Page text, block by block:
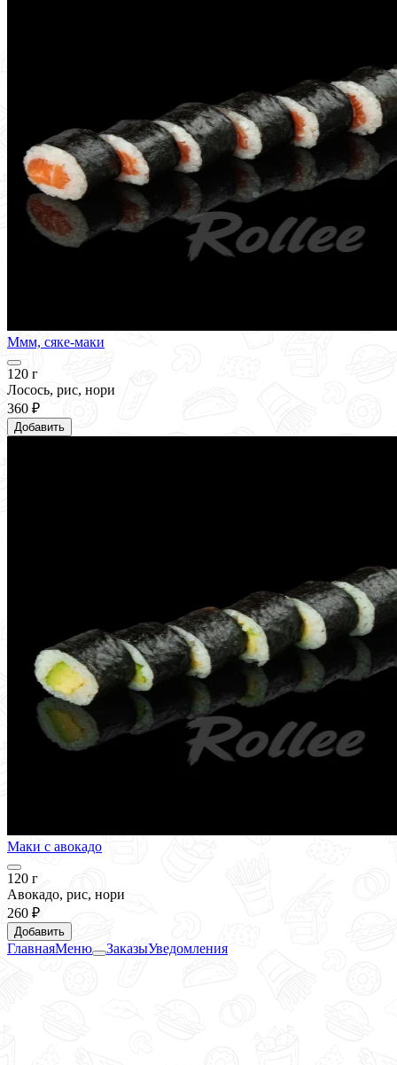
Ммм, сяке-маки
120 г
Лосось, рис, нори
360 ₽
Добавить
Маки с авокадо
120 г
Авокадо, рис, нори
260 ₽
Добавить
ГлавнаяМеню ЗаказыУведомления